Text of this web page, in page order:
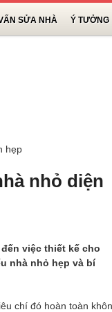
SỬA NHÀ Ý TƯỞNG
hẹp
nhỏ diện
việc thiết kế cho
nhà nhỏ hẹp và bí
chí đó hoàn toàn